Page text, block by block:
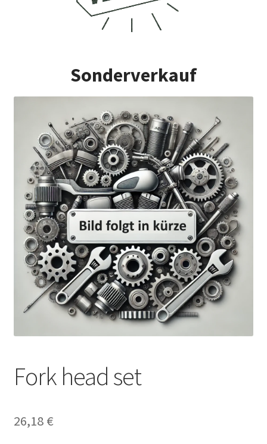
Sonderverkauf
Fork head set
26,18 €